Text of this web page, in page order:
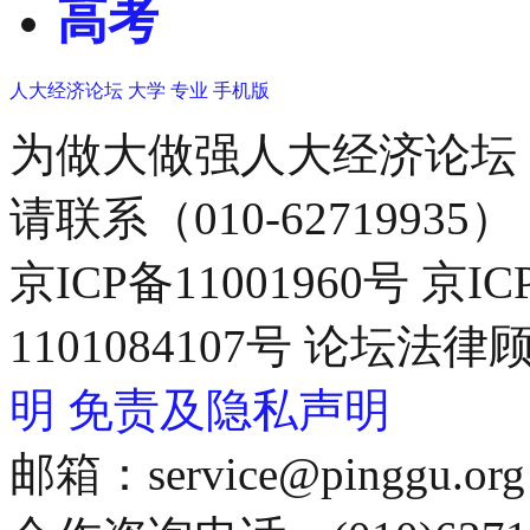
高考
人大经济论坛 大学 专业 手机版
为做大做强人大经济论
请联系（010-62719935）
京ICP备11001960号 京
1101084107号 论坛法律
明 免责及隐私声明
邮箱：service@pinggu.org